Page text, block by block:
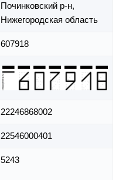
Починковский р-н,
Нижегородская область
607918
22246868002
22546000401
5243